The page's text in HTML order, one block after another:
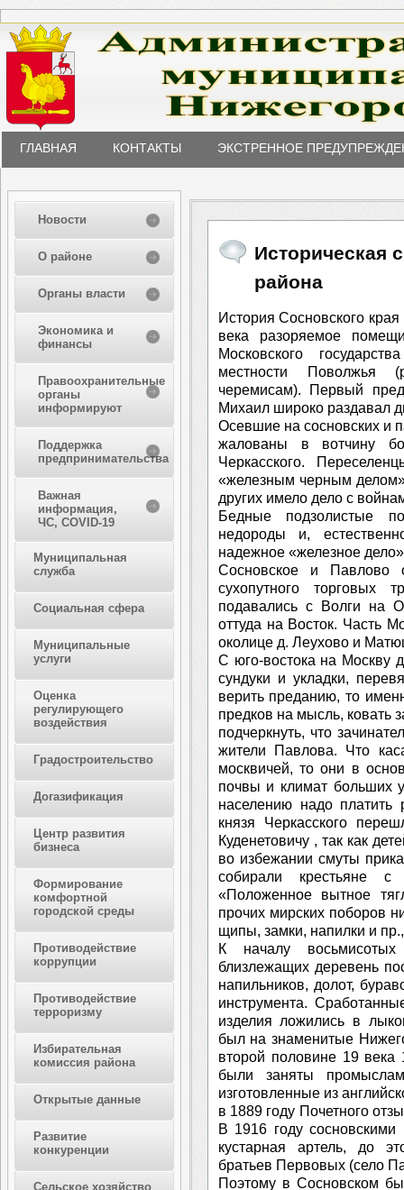
ГЛАВНАЯ КОНТАКТЫ ЭКСТРЕННОЕ
Новости
О районе
Органы власти
Экономика и
финансы
Правоохранительные
органы
информируют
Поддержка
предпринимательства
Важная
информация,
ЧС, COVID-19
Муниципальная
служба
Социальная сфера
Муниципальные
услуги
Оценка
регулирующего
воздействия
Градостроительство
Догазификация
Центр развития
бизнеса
Формирование
комфортной
городской среды
Противодействие
коррупции
Противодействие
терроризму
Избирательная
комиссия района
Открытые данные
Развитие
конкуренции
Сельское хозяйство
Историческая
района
История Сосновского
века разоряемое
Московского
местности Поволжья
черемисам). Первый
Михаил широко раздавал
Осевшие на сосновских и
жалованы в вотчину
Черкасского.
«железным черным
других имело дело с
Бедные подзолистые
недороды и,
надежное «железное
Сосновское и Павлово
сухопутного торговых
подавались с Волги на
оттуда на Восток. Часть
околице д. Леухово и
С юго-востока на Москву
сундуки и укладки,
верить преданию, то
предков на мысль, ковать
подчеркнуть, что
жители Павлова. Что
москвичей, то они в
почвы и климат больших
населению надо
князя Черкасского
Куденетовичу , так как
во избежании смуты
собирали крестьяне
«Положенное вытное
прочих мирских поборов
щипы, замки, напилки и
К началу
близлежащих деревень
напильников, долот,
инструмента.
изделия ложились в
был на знаменитые
второй половине 19 века
были заняты
изготовленные из
в 1889 году Почетного
В 1916 году сосновскими
кустарная артель, до
братьев Первовых (село
Поэтому в Сосновском